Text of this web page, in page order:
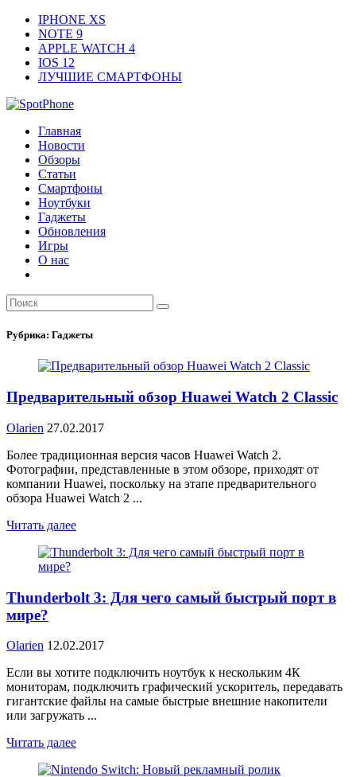
IPHONE XS
NOTE 9
APPLE WATCH 4
IOS 12
ЛУЧШИЕ СМАРТФОНЫ
Главная
Новости
Обзоры
Статьи
Смартфоны
Ноутбуки
Гаджеты
Обновления
Игры
О нас
Рубрика: Гаджеты
Предварительный обзор Huawei Watch 2 Classic
Olarien 27.02.2017
Более традиционная версия часов Huawei Watch 2.
Фотографии, представленные в этом обзоре, приходят от
компании Huawei, поскольку на этапе предварительного
обзора Huawei Watch 2 ...
Читать далее
Thunderbolt 3: Для чего самый быстрый порт в
мире?
Olarien 12.02.2017
Если вы хотите подключить ноутбук к нескольким 4К
мониторам, подключить графический ускоритель, передавать
гигантские файлы на самые быстрые внешние накопители
или загружать ...
Читать далее